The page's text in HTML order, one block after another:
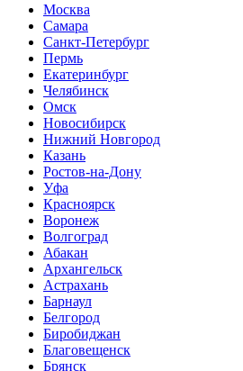
Москва
Самара
Санкт-Петербург
Пермь
Екатеринбург
Челябинск
Омск
Новосибирск
Нижний Новгород
Казань
Ростов-на-Дону
Уфа
Красноярск
Воронеж
Волгоград
Абакан
Архангельск
Астрахань
Барнаул
Белгород
Биробиджан
Благовещенск
Брянск